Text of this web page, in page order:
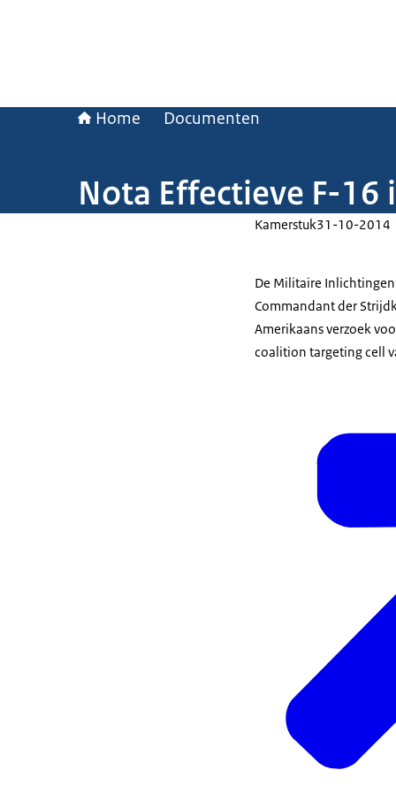
Home Documenten
Nota Effectieve F-
Kamerstuk31-10-2014
De Militaire
Commandant der
Amerikaans verzoek
coalition targeting cell